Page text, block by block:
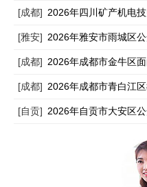
[成都]
[雅安]
[成都]
[成都]
[自贡]